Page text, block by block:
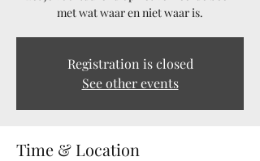
Registration is closed
See other events
Time & Location